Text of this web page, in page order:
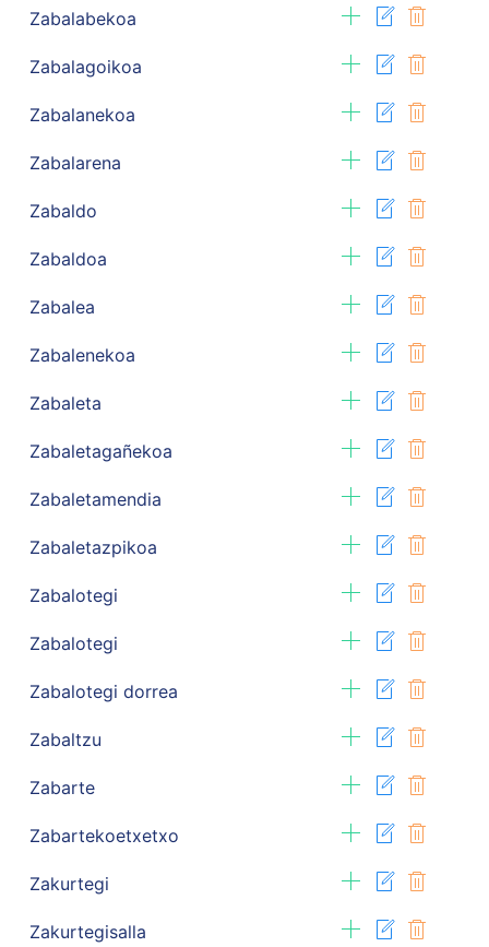
Zabalabekoa
Zabalagoikoa
Zabalanekoa
Zabalarena
Zabaldo
Zabaldoa
Zabalea
Zabalenekoa
Zabaleta
Zabaletagañekoa
Zabaletamendia
Zabaletazpikoa
Zabalotegi
Zabalotegi
Zabalotegi dorrea
Zabaltzu
Zabarte
Zabartekoetxetxo
Zakurtegi
Zakurtegisalla